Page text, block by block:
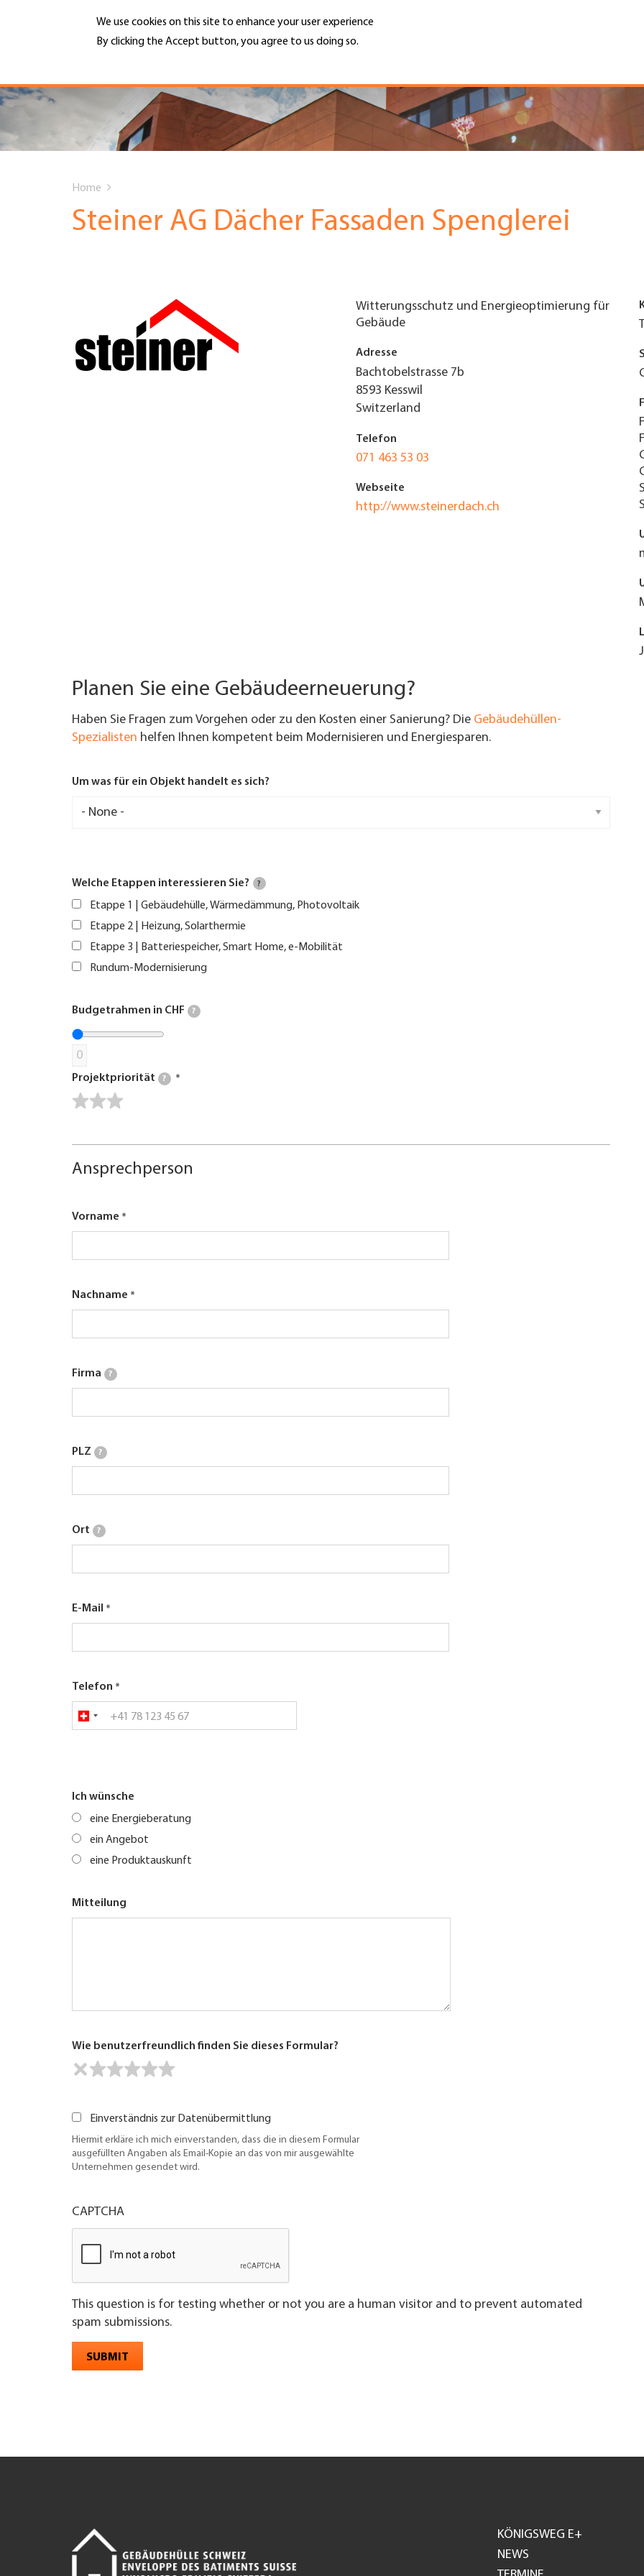
We use cookies on this site to enhance your user experience
By clicking the Accept button, you agree to us doing so.
Hauptnavigation
PORTRAIT
DIENSTLEISTUNGEN
UNTERNEHMEN FINDEN
MENU
Top
Menu
are
Home
Steiner AG Dächer Fassaden Spenglerei
Witterungsschutz und Energieoptimierung für
Gebäude
Adresse
Bachtobelstrasse 7b
8593 Kesswil
Switzerland
Telefon
071 463 53 03
Webseite
http://www.steinerdach.ch
Planen Sie eine Gebäudeerneuerung?
Haben Sie Fragen zum Vorgehen oder zu den Kosten einer Sanierung? Die Gebäudehüllen-
Spezialisten helfen Ihnen kompetent beim Modernisieren und Energiesparen.
Um was für ein Objekt handelt es sich?
Welche Etappen interessieren Sie? ?
Etappe 1 | Gebäudehülle, Wärmedämmung, Photovoltaik
Etappe 2 | Heizung, Solarthermie
Etappe 3 | Batteriespeicher, Smart Home, e-Mobilität
Rundum-Modernisierung
Budgetrahmen in CHF ?
0
Projektpriorität ?
Ansprechperson
Vorname
Nachname
Firma ?
PLZ ?
Ort ?
E-Mail
Telefon
Ich wünsche
eine Energieberatung
ein Angebot
eine Produktauskunft
Mitteilung
Wie benutzerfreundlich finden Sie dieses Formular?
Einverständnis zur Datenübermittlung
Hiermit erkläre ich mich einverstanden, dass die in diesem Formular
ausgefüllten Angaben als Email-Kopie an das von mir ausgewählte
Unternehmen gesendet wird.
CAPTCHA
This question is for testing whether or not you are a human visitor and to prevent automated
spam submissions.
SUBMIT
Footer
KÖNIGSWEG E+
NEWS